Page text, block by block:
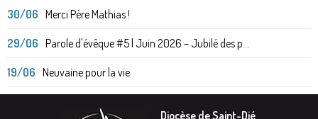
30/06 Merci Père Mathias !
29/06 Parole d'évêque #5 | Juin 2026 – Jubilé des p...
19/06 Neuvaine pour la vie
Diocèse de Saint-Dié